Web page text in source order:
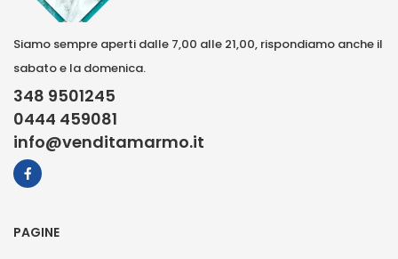
Siamo sempre aperti dalle 7,00 alle 21,00, rispondiamo anche il
sabato e la domenica.
348 9501245
0444 459081
info@venditamarmo.it
PAGINE